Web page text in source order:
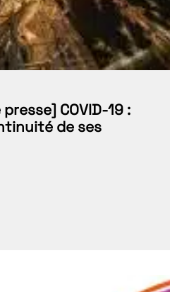
COVID-19 :
de ses